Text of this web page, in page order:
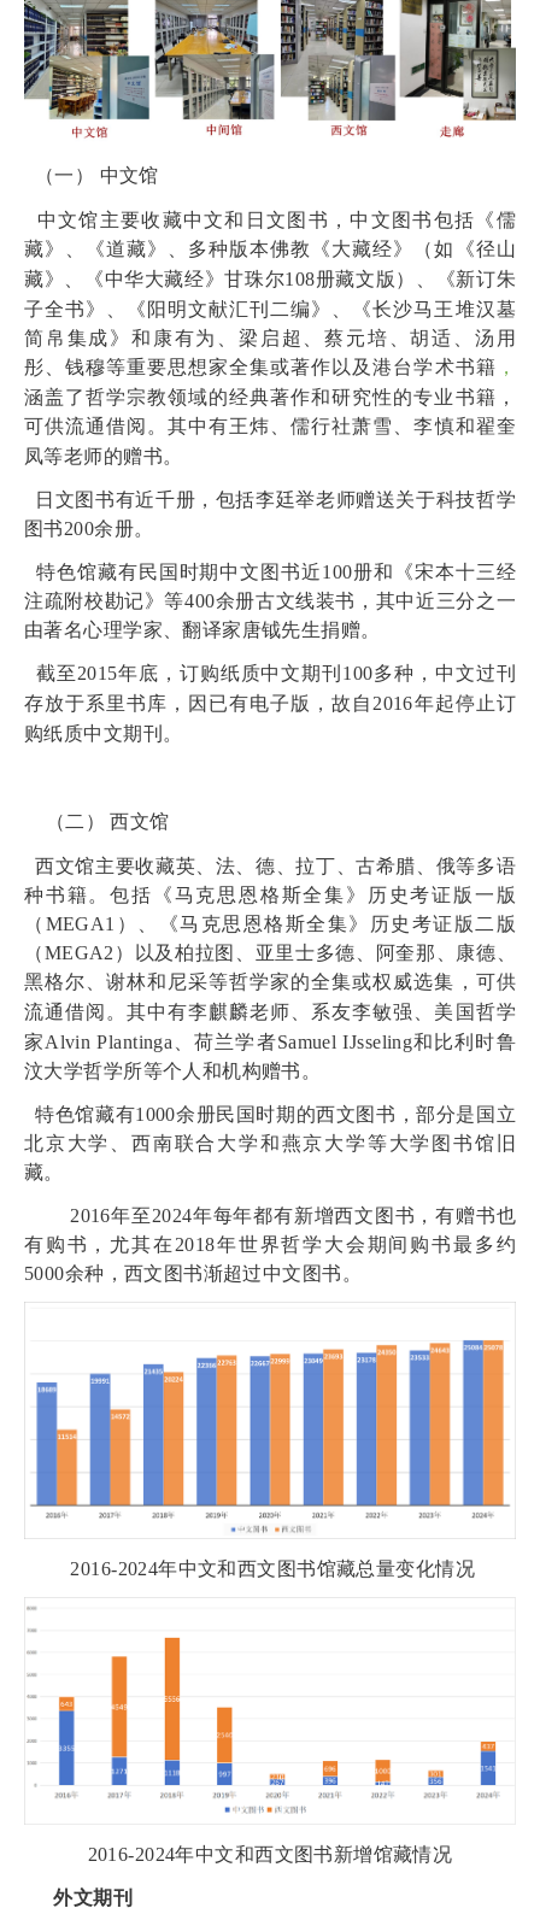
（一） 中文馆
中文馆主要收藏中文和日文图书，中文图书包括《儒
藏》、《道藏》、多种版本佛教《大藏经》
（如《径山
藏》、《中华大藏经》甘珠尔108册藏文版）
《新订朱
子全书》、
《阳明文献汇刊二编》、
《长沙马王堆汉墓
简帛集成》 和康有为、梁启超、蔡元培、胡适、 汤用
彤、钱穆等重要思想家全集或著作以及港台学术书籍 ，
涵盖了哲学宗教领域的经典著作和研究性的专业书籍，
可供流通借阅。其中有王炜、儒行社萧雪、李慎和翟奎
凤等老师的赠书。
日文图书有近千册，包括李廷举老师赠送关于科技哲学
图书200余册。
特色馆藏有民国时期中文图书近100册和《宋本十三经
注疏附校勘记》等400余册古文线装书，其中近三分之一
由著名心理学家、翻译家唐钺先生捐赠。
截至2015年底，订购纸质中文期刊 100多种，中文过刊
存放于系里书库，因已有电子版，故自 2016年起停止订
购纸质中文期刊。
（二）西文馆
西文馆主要收藏英、法、德、拉丁、古希腊、俄等多语
种书籍。包括《马克思恩格斯全集》历史考证版一版
（ MEGA1 ）、《马克思恩格斯全集》历史考证版二版
（MEGA2 ）以及柏拉图、亚里士多德、阿奎那、康德、
黑格尔、谢林和尼采等哲学家的全集或权威选集， 可供
流通借阅。其中有李麒麟老师、系友李敏强、美国哲学
家Alvin Plantinga 、荷兰学者Samuel IJsseling和比利时鲁
汶大学哲学所等个人和机构赠书。
特色馆藏有1000余册民国时期的西文图书，部分是 国立
北京大学、西南联合大学和燕京大学等大学图书馆旧
藏。
2016年至2024年每年都有新增西文图书，有赠书也
有购书，尤其在 2018年世界哲学大会期间购书最多约
5000余种，西文图书渐超过中文图书。
2016-2024年中文和西文图书馆藏总量变化情况
2016-2024年中文和西文图书新增馆藏情况
外文期刊